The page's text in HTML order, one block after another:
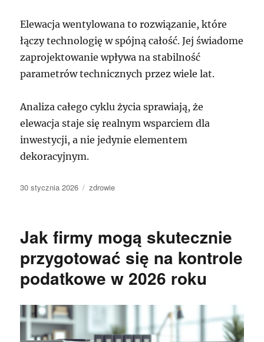
Elewacja wentylowana to rozwiązanie, które
łączy technologię w spójną całość. Jej świadome
zaprojektowanie wpływa na stabilność
parametrów technicznych przez wiele lat.
Analiza całego cyklu życia sprawiają, że
elewacja staje się realnym wsparciem dla
inwestycji, a nie jedynie elementem
dekoracyjnym.
Data
30 stycznia 2026 Kategorie
zdrowie
Jak firmy mogą skutecznie
przygotować się na kontrole
podatkowe w 2026 roku